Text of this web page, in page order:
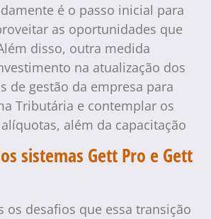
é o passo inicial para
as oportunidades que
disso, outra medida
na atualização dos
de gestão da empresa para
Tributária e contemplar os
além da capacitação
sistemas Gett Pro e Gett
os desafios que essa transição